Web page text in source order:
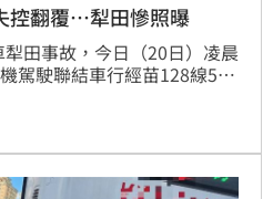
控翻覆…犁田慘照曝
田事故，今日（20日）凌晨
駕駛聯結車行經苗128線5.2
，是不幸中大幸。但聯結車
警方已派員到場交管，引導